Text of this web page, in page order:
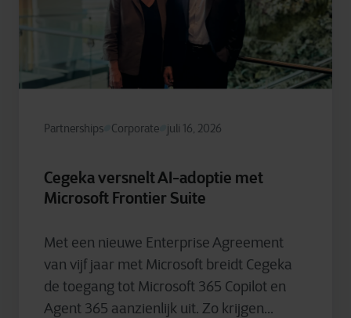
Partnerships Corporate juli 16, 2026
Cegeka versnelt AI-adoptie met
Microsoft Frontier Suite
Met een nieuwe Enterprise Agreement
van vijf jaar met Microsoft breidt Cegeka
de toegang tot Microsoft 365 Copilot en
Agent 365 aanzienlijk uit. Zo krijgen...